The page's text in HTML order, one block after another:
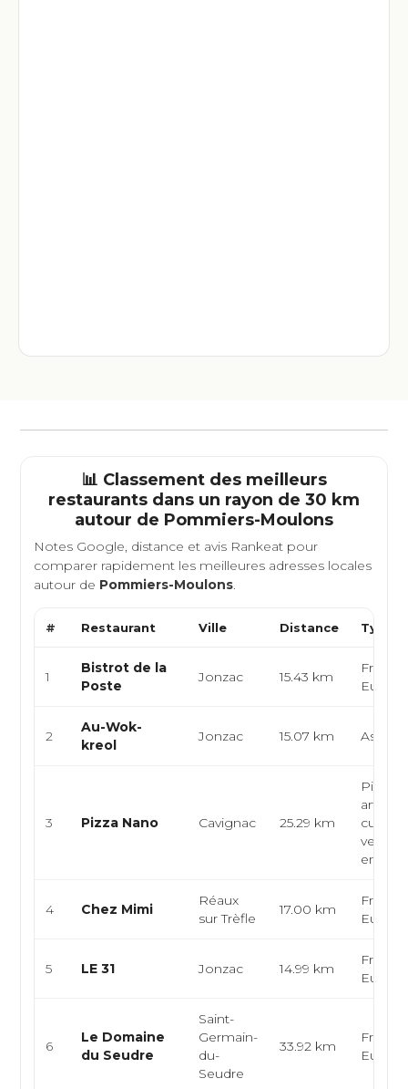
📊 Classement des meilleurs
restaurants dans un rayon de 30 km
autour de Pommiers-Moulons
Notes Google, distance et avis Rankeat pour
comparer rapidement les meilleures adresses locales
autour de Pommiers-Moulons.
# Restaurant Ville Distance Type
1
Bistrot de la
Poste
Jonzac 15.43 km
2
Au-Wok-
kreol
Jonzac 15.07 km
3 Pizza Nano Cavignac 25.29 km
vente à
4 Chez Mimi
Réaux
sur Trèfle
17.00 km
5 LE 31 Jonzac 14.99 km
6
Le Domaine
du Seudre
Saint-
Germain-
du-
Seudre
33.92 km